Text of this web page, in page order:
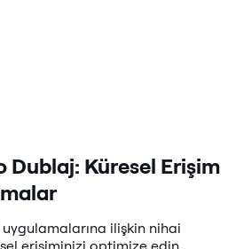
Dublaj: Küresel Erişim
ilişkin nihai
erişiminizi optimize edin.